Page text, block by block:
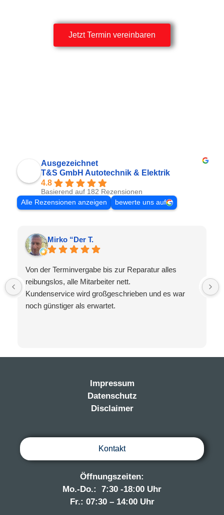
Jetzt Termin vereinbaren
Ausgezeichnet
T&S GmbH Autotechnik & Elektrik
4.8
Basierend auf 182 Rezensionen
Alle Rezensionen anzeigen
bewerte uns auf
Mirko “Der T.
Von der Terminvergabe bis zur Reparatur alles
reibungslos, alle Mitarbeiter nett.
Kundenservice wird großgeschrieben und es war
noch günstiger als erwartet.
Impressum
Datenschutz
Disclaimer
Kontakt
Öffnungszeiten:
Mo.-Do.: 7:30 -18:00 Uhr
Fr.: 07:30 – 14:00 Uhr